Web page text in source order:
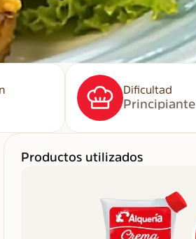
Dificultad
Principiante
Productos utilizados